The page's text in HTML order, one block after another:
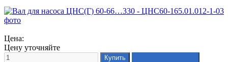
Цена:
Цену уточняйте